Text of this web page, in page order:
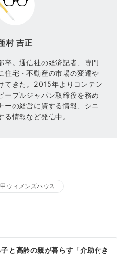
村 吉正
卒。通信社の経済記者、専門
住宅・不動産の市場の変遷や
てきた。2015年よりコンテン
ープルジャパン取締役を務め
ーの経営に資する情報、シニ
情報など発信中。
ウィメンズハウス
と高齢の親が暮らす「介助付き